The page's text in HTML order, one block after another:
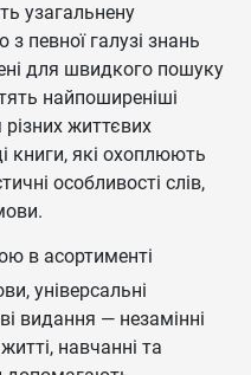
узагальнену
певної галузі знань
для швидкого пошуку
найпоширеніші
життєвих
книги, які охоплюють
особливості слів,
в асортименті
універсальні
видання — незамінні
навчанні та